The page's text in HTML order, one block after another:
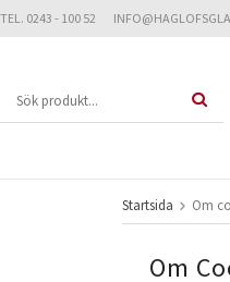
TEL. 0243 - 100 52
Startsida Om
Om